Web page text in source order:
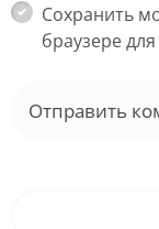
Сохранить
браузере